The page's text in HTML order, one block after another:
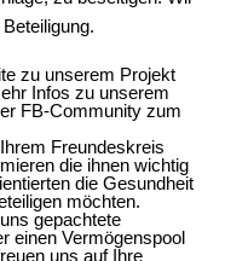
zu unserem Projekt
Infos zu unserem
FB-Community zum
Freundeskreis
die ihnen wichtig
die Gesundheit
möchten.
gepachtete
einen Vermögenspool
uns auf Ihre